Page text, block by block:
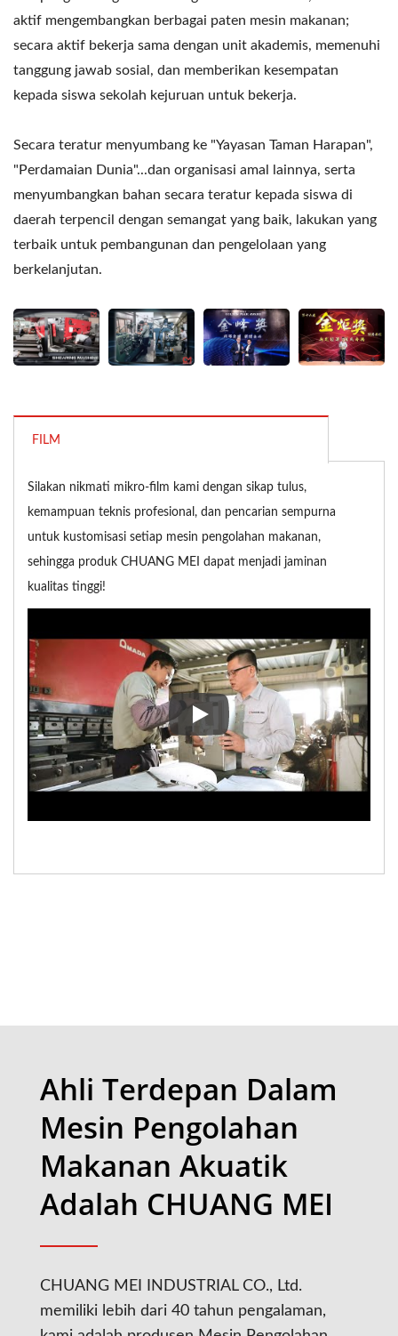
aktif mengembangkan berbagai paten mesin makanan;
secara aktif bekerja sama dengan unit akademis, memenuhi
tanggung jawab sosial, dan memberikan kesempatan
kepada siswa sekolah kejuruan untuk bekerja.
Secara teratur menyumbang ke "Yayasan Taman Harapan",
"Perdamaian Dunia"...dan organisasi amal lainnya, serta
menyumbangkan bahan secara teratur kepada siswa di
daerah terpencil dengan semangat yang baik, lakukan yang
terbaik untuk pembangunan dan pengelolaan yang
berkelanjutan.
FILM
Silakan nikmati mikro-film kami dengan sikap tulus,
kemampuan teknis profesional, dan pencarian sempurna
untuk kustomisasi setiap mesin pengolahan makanan,
sehingga produk CHUANG MEI dapat menjadi jaminan
kualitas tinggi!
Silakan nikmati mikro-film
Ahli Terdepan Dalam
Mesin Pengolahan
Makanan Akuatik
Adalah CHUANG MEI
CHUANG MEI INDUSTRIAL CO., Ltd.
memiliki lebih dari 40 tahun pengalaman,